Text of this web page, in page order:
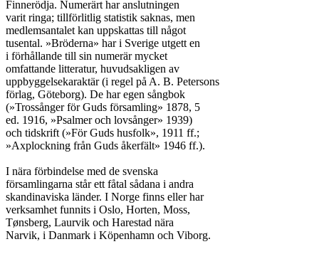
Finnerödja. Numerärt har anslutningen
varit ringa; tillförlitlig statistik saknas, men
medlemsantalet kan uppskattas till något
tusental. »Bröderna» har i Sverige utgett en
i förhållande till sin numerär mycket
omfattande litteratur, huvudsakligen av
uppbyggelsekaraktär (i regel på A. B. Petersons
förlag, Göteborg). De har egen sångbok
(»Trossånger för Guds församling» 1878, 5
ed. 1916, »Psalmer och lovsånger» 1939)
och tidskrift (»För Guds husfolk», 1911 ff.;
»Axplockning från Guds åkerfält» 1946 ff.).
I nära förbindelse med de svenska
församlingarna står ett fåtal sådana i andra
skandinaviska länder. I Norge finns eller har
verksamhet funnits i Oslo, Horten, Moss,
Tønsberg, Laurvik och Harestad nära
Narvik, i Danmark i Köpenhamn och Viborg.